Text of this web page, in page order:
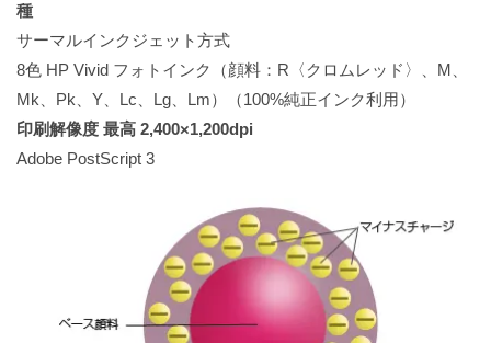
種
サーマルインクジェット方式
8色 HP Vivid フォトインク（顔料：R〈クロムレッド〉、M、
Mk、Pk、Y、Lc、Lg、Lm）（100%純正インク利用）
印刷解像度 最高 2,400×1,200dpi
Adobe PostScript 3